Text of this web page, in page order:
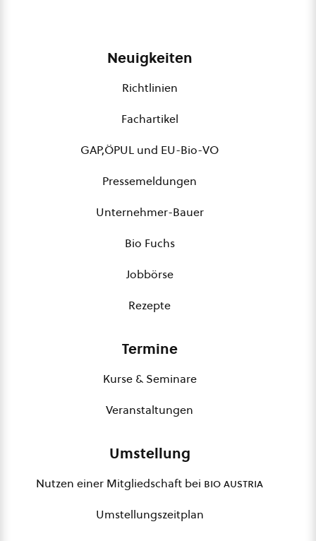
Neuigkeiten
Richtlinien
Fachartikel
GAP,ÖPUL und EU-Bio-VO
Pressemeldungen
Unternehmer-Bauer
Bio Fuchs
Jobbörse
Rezepte
Termine
Kurse & Seminare
Veranstaltungen
Umstellung
Nutzen einer Mitgliedschaft bei bio austria
Umstellungszeitplan